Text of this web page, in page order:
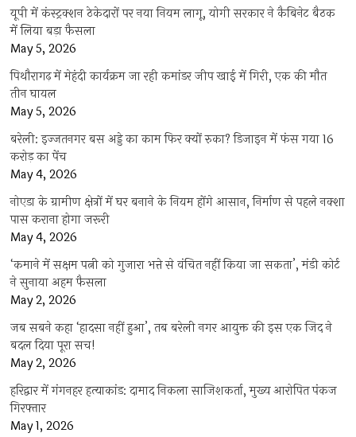
यूपी में कंस्ट्रक्शन ठेकेदारों पर नया नियम लागू, योगी सरकार ने कैबिनेट बैठक
में लिया बड़ा फैसला
May 5, 2026
पिथौरागढ़ में मेहंदी कार्यक्रम जा रही कमांडर जीप खाई में गिरी, एक की मौत
तीन घायल
May 5, 2026
बरेली: इज्जतनगर बस अड्डे का काम फिर क्यों रुका? डिजाइन में फंस गया 16
करोड़ का पेंच
May 4, 2026
नोएडा के ग्रामीण क्षेत्रों में घर बनाने के नियम होंगे आसान, निर्माण से पहले नक्शा
पास कराना होगा जरूरी
May 4, 2026
‘कमाने में सक्षम पत्नी को गुजारा भत्ते से वंचित नहीं किया जा सकता’, मंडी कोर्ट
ने सुनाया अहम फैसला
May 2, 2026
जब सबने कहा ‘हादसा नहीं हुआ’, तब बरेली नगर आयुक्त की इस एक जिद ने
बदल दिया पूरा सच!
May 2, 2026
हरिद्वार में गंगनहर हत्याकांड: दामाद निकला साजिशकर्ता, मुख्य आरोपित पंकज
गिरफ्तार
May 1, 2026